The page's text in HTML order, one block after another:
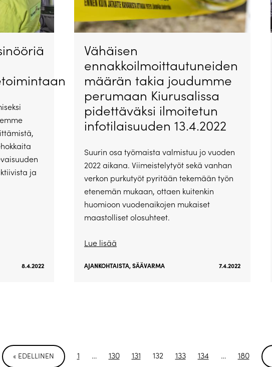
ja
8.4.2022
Vähäisen
ennakkoilmoittautuneiden
määrän takia joudumme
perumaan Kiurusalissa
pidettäväksi ilmoitetun
infotilaisuuden 13.4.2022
Suurin osa työmaista valmistuu jo vuoden
2022 aikana. Viimeistelytyöt sekä vanhan
verkon purkutyöt pyritään tekemään työn
etenemän mukaan, ottaen kuitenkin
huomioon vuodenaikojen mukaiset
maastolliset olosuhteet.
Lue lisää
AJANKOHTAISTA,SÄÄVARMA 7.4.2022
« EDELLINEN 1 … 130 131 132 133 134 … 180